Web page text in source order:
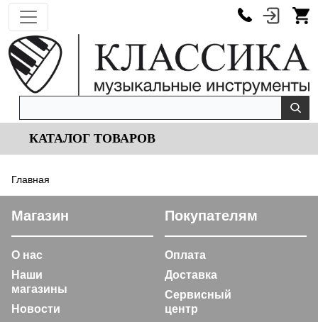
КАТАЛОГ ТОВАРОВ
Главная
Магазин
О нас
Наши
магазины
Новости
Покупателям
Оплата
Доставка
Сервисный
центр